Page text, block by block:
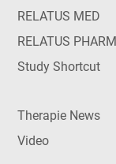
RELATUS MED
RELATUS PHARM
Study Shortcut
Therapie News
Video